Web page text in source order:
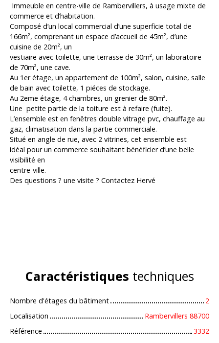
Immeuble en centre-ville de Rambervillers, à usage mixte de
commerce et d’habitation.
Composé d’un local commercial d’une superficie total de
166m², comprenant un espace d’accueil de 45m², d’une
cuisine de 20m², un
vestiaire avec toilette, une terrasse de 30m², un laboratoire
de 70m², une cave.
Au 1er étage, un appartement de 100m², salon, cuisine, salle
de bain avec toilette, 1 piéces de stockage.
Au 2eme étage, 4 chambres, un grenier de 80m².
Une petite partie de la toiture est à refaire (fuite).
L’ensemble est en fenêtres double vitrage pvc, chauffage au
gaz, climatisation dans la partie commerciale.
Situé en angle de rue, avec 2 vitrines, cet ensemble est
idéal pour un commerce souhaitant bénéficier d’une belle
visibilité en
centre-ville.
Des questions ? une visite ? Contactez Hervé
Caractéristiques techniques
Nombre d'étages du bâtiment
2
Localisation
Rambervillers 88700
Référence
3332